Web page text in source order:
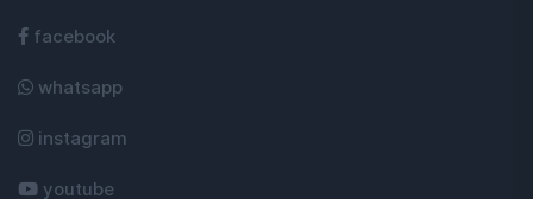
facebook
whatsapp
instagram
youtube